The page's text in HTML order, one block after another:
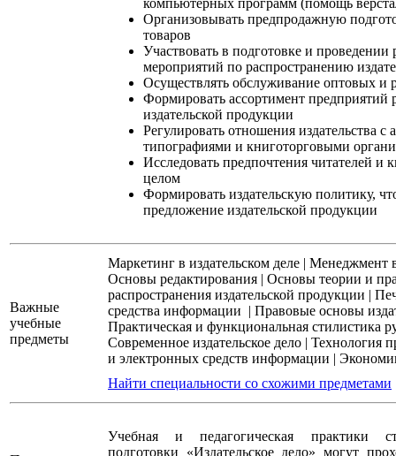
Организовывать предпродажную
товаров
Участвовать в подготовке и проведении
мероприятий по распространению
Осуществлять обслуживание оптовых и
Формировать ассортимент предприятий
издательской продукции
Регулировать отношения издательства с
типографиями и книготорговыми
Исследовать предпочтения читателей и
целом
Формировать издательскую политику,
предложение издательской продукции
Важные
учебные
предметы
Маркетинг в издательском деле | Менеджмент в
Основы редактирования | Основы теории и
распространения издательской продукции |
средства информации | Правовые основы
Практическая и функциональная стилистика
Современное издательское дело | Технология
и электронных средств информации |
Найти специальности со схожими предметами
Учебная и педагогическая практики
подготовки «Издательское дело» могут